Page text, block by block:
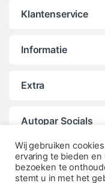
Klantenservice
Informatie
Extra
Autopar Socials
Wij gebruiken
ervaring te bieden
bezoeken te
stemt u in met het